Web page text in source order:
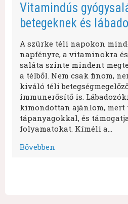
Vitamindús
betegeknek és
A szürke téli napokon
napfényre, a vitaminokra
saláta szinte mindent
a télből. Nem csak finom,
kiváló téli
immunerősítő is.
kimondottan ajánlom, mert
tápanyagokkal, és
folyamatokat. Kíméli a…
Bővebben